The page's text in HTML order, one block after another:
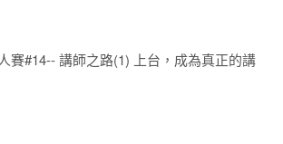
賽#14-- 講師之路(1) 上台，成為真正的講